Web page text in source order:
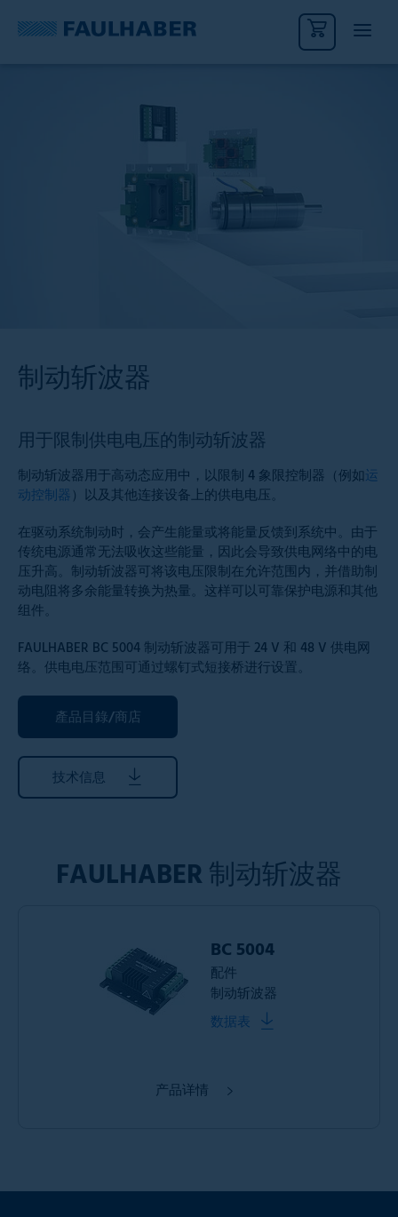
制动斩波器
用于限制供电电压的制动斩波器
制动斩波器用于高动态应用中，以限制 4 象限控制器（例如运
动控制器 ）以及其他连接设备上的供电电压。
在驱动系统制动时，会产生能量或将能量反馈到系统中。由于
传统电源通常无法吸收这些能量，因此会导致供电网络中的电
压升高。制动斩波器可将该电压限制在允许范围内，并借助制
动电阻将多余能量转换为热量。这样可以可靠保护电源和其他
组件。
FAULHABER BC 5004 制动斩波器可用于 24 V 和 48 V 供电网
络。供电电压范围可通过螺钉式短接桥进行设置。
產品目錄/商店
技术信息
FAULHABER制动斩波器
BC 5004
配件
制动斩波器
数据表
产品详情